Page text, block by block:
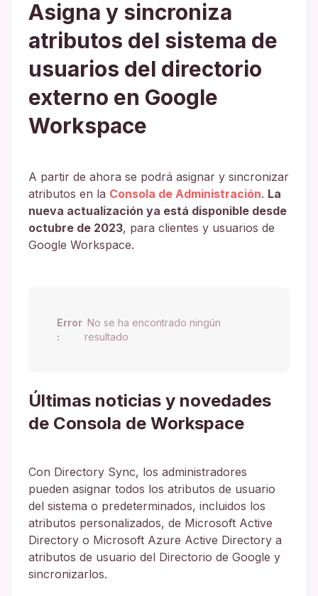
Asigna y sincroniza
atributos del sistema de
usuarios del directorio
externo en Google
Workspace
A partir de ahora se podrá asignar y sincronizar
atributos en la Consola de Administración. La
nueva actualización ya está disponible desde
octubre de 2023, para clientes y usuarios de
Google Workspace.
Error
:
No se ha encontrado ningún
resultado
Últimas noticias y novedades
de Consola de Workspace
Con Directory Sync, los administradores
pueden asignar todos los atributos de usuario
del sistema o predeterminados, incluidos los
atributos personalizados, de Microsoft Active
Directory o Microsoft Azure Active Directory a
atributos de usuario del Directorio de Google y
sincronizarlos.